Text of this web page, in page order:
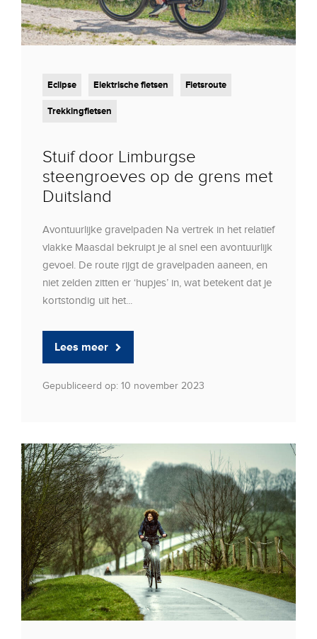
Eclipse Elektrische fietsen Fietsroute
Trekkingfietsen
Stuif door Limburgse
steengroeves op de grens met
Duitsland
Avontuurlijke gravelpaden Na vertrek in het relatief
vlakke Maasdal bekruipt je al snel een avontuurlijk
gevoel. De route rijgt de gravelpaden aaneen, en
niet zelden zitten er ‘hupjes’ in, wat betekent dat je
kortstondig uit het...
Lees meer
Gepubliceerd op: 10 november 2023